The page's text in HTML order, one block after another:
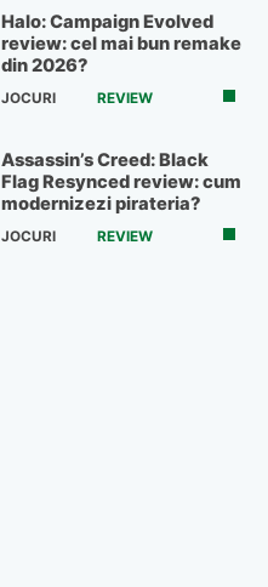
Halo: Campaign Evolved
review: cel mai bun remake
din 2026?
JOCURI REVIEW
Assassin’s Creed: Black
Flag Resynced review: cum
modernizezi pirateria?
JOCURI REVIEW